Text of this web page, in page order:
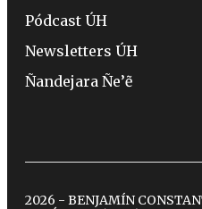
Pódcast ÚH
Newsletters ÚH
Ñandejara Ñe’ẽ
2026 - BENJAMÍN